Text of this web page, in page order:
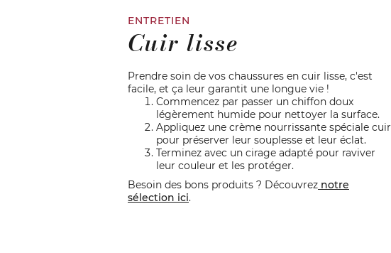
ENTRETIEN
Cuir lisse
Prendre soin de vos chaussures en cuir lisse, c'est
facile, et ça leur garantit une longue vie !
Commencez par passer un chiffon doux
légèrement humide pour nettoyer la surface.
Appliquez une crème nourrissante spéciale cuir
pour préserver leur souplesse et leur éclat.
Terminez avec un cirage adapté pour raviver
leur couleur et les protéger.
Besoin des bons produits ? Découvrez notre
sélection ici.